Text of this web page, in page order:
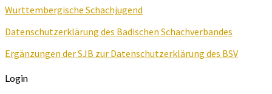
Württembergische Schachjugend
Datenschutzerklärung des Badischen Schachverbandes
Ergänzungen der SJB zur Datenschutzerklärung des BSV
Login